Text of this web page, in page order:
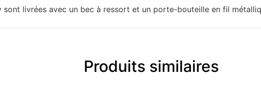
sont livrées avec un bec à ressort et un porte-bouteille en fil
Produits similaires